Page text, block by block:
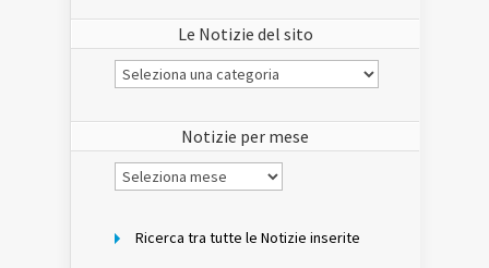
Le Notizie del sito
Le
Notizie
Notizie per mese
Notizie
per
Ricerca tra tutte le Notizie inserite